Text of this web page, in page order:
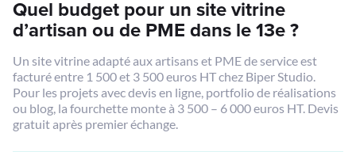
Quel budget pour un site vitrine
d’artisan ou de PME dans le 13e ?
Un site vitrine adapté aux artisans et PME de service est
facturé entre 1 500 et 3 500 euros HT chez Biper Studio.
Pour les projets avec devis en ligne, portfolio de réalisations
ou blog, la fourchette monte à 3 500 – 6 000 euros HT. Devis
gratuit après premier échange.